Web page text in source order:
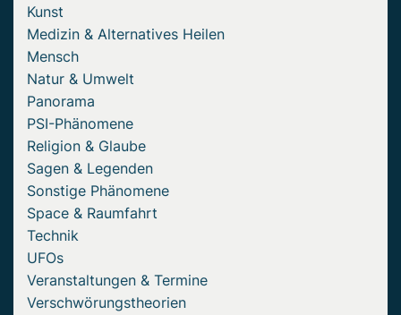
Kunst
Medizin & Alternatives Heilen
Mensch
Natur & Umwelt
Panorama
PSI-Phänomene
Religion & Glaube
Sagen & Legenden
Sonstige Phänomene
Space & Raumfahrt
Technik
UFOs
Veranstaltungen & Termine
Verschwörungstheorien